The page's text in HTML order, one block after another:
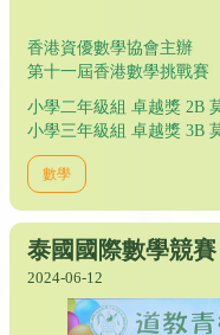
香港資優數學協會主辦
第十一屆香港數學挑戰賽
小學二年級組 卓越獎 2B
小學三年級組 卓越獎 3B
數學
泰國國際數學競
2024-06-12